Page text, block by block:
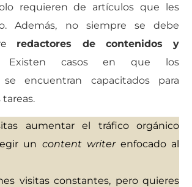
requieren de artículos que les
Además, no siempre se debe
redactores de contenidos y
casos en que los
se encuentran capacitados para
tareas.
aumentar el tráfico orgánico
un content writer enfocado al
visitas constantes, pero quieres